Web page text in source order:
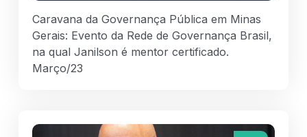
Caravana da Governança Pública em Minas
Gerais: Evento da Rede de Governança Brasil,
na qual Janilson é mentor certificado.
Março/23